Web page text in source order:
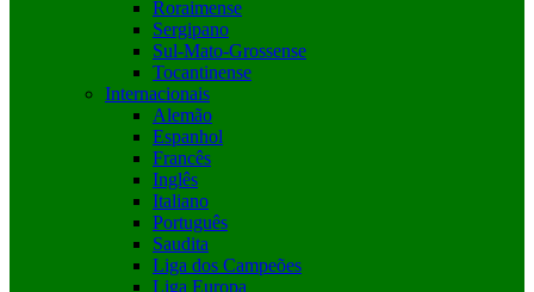
Roraimense
Sergipano
Sul-Mato-Grossense
Tocantinense
Internacionais
Alemão
Espanhol
Francês
Inglês
Italiano
Português
Saudita
Liga dos Campeões
Liga Europa